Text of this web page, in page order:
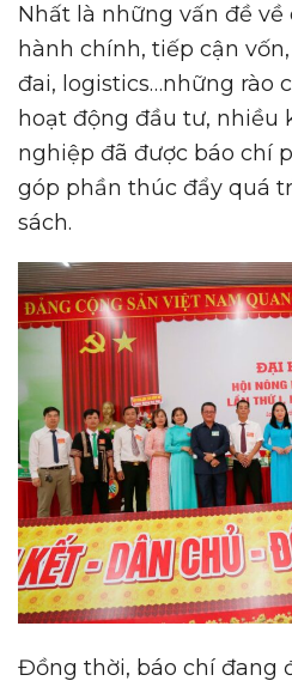
Nhất là những vấn đề
hành chính, tiếp cận
đai, logistics…những rào
hoạt động đầu tư, nhiều
nghiệp đã được báo chí
góp phần thúc đẩy quá
sách.
Đồng thời, báo chí đang